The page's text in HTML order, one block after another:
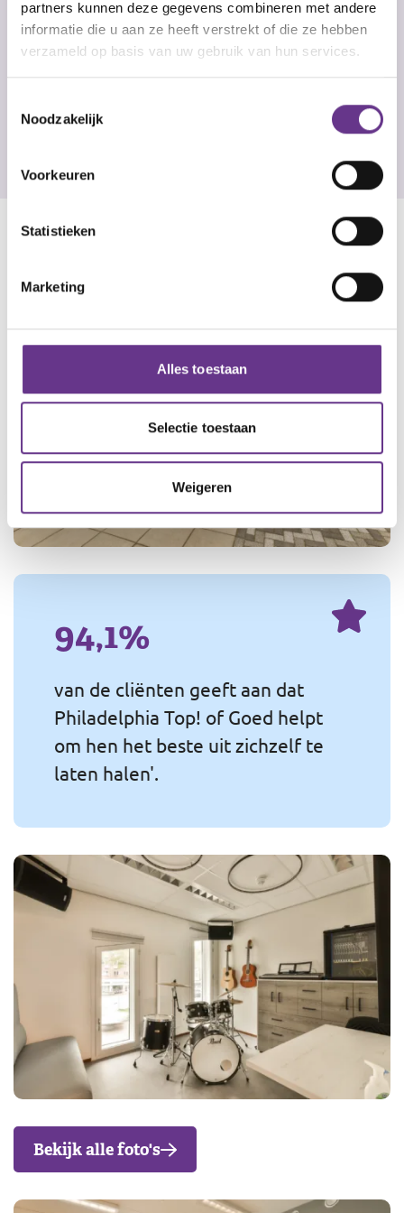
partners kunnen deze gegevens combineren met andere
informatie die u aan ze heeft verstrekt of die ze hebben
verzameld op basis van uw gebruik van hun services.
Noodzakelijk
Voorkeuren
Statistieken
Marketing
Alles toestaan
Selectie toestaan
Weigeren
"We willen dat jij een
fijn leven hebt. Een
leven waarin jij zelf
beslissingen neemt"
94,1%
van de cliënten geeft aan dat
Philadelphia Top! of Goed helpt
om hen het beste uit zichzelf te
laten halen'.
Bekijk alle foto's